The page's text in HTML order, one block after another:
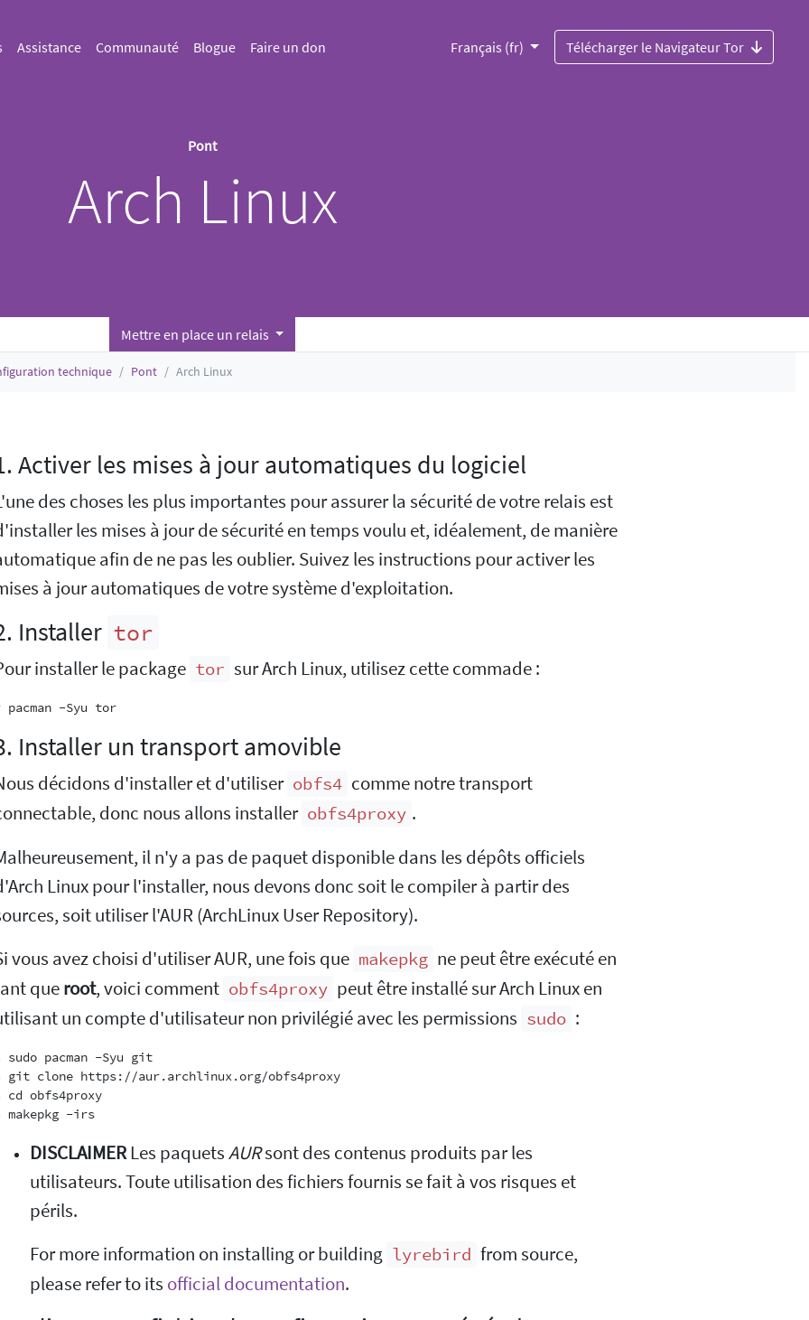
Assistance Communauté Blogue Faire un don Français (fr) Télécharger le Navigateur Tor
Pont
Arch Linux
Mettre en place un relais
technique Pont Arch Linux
Activer les mises à jour automatiques du logiciel
des choses les plus importantes pour assurer la sécurité de votre relais est
les mises à jour de sécurité en temps voulu et, idéalement, de manière
afin de ne pas les oublier. Suivez les instructions pour activer les
à jour automatiques de votre système d'exploitation.
Installer tor
installer le package tor sur Arch Linux, utilisez cette commade :
# pacman -Syu tor
Installer un transport amovible
décidons d'installer et d'utiliser obfs4 comme notre transport
donc nous allons installer obfs4proxy .
il n'y a pas de paquet disponible dans les dépôts officiels
Linux pour l'installer, nous devons donc soit le compiler à partir des
soit utiliser l'AUR (ArchLinux User Repository).
vous avez choisi d'utiliser AUR, une fois que makepkg ne peut être exécuté en
queroot, voici comment obfs4proxy peut être installé sur Arch Linux en
un compte d'utilisateur non privilégié avec les permissions sudo :
sudo pacman -Syu git
git clone https://aur.archlinux.org/obfs4proxy
cd obfs4proxy
$ makepkg -irs
DISCLAIMERLes paquetsAURsont des contenus produits par les
utilisateurs. Toute utilisation des fichiers fournis se fait à vos risques et
périls.
For more information on installing or building lyrebird from source,
please refer to its official documentation.